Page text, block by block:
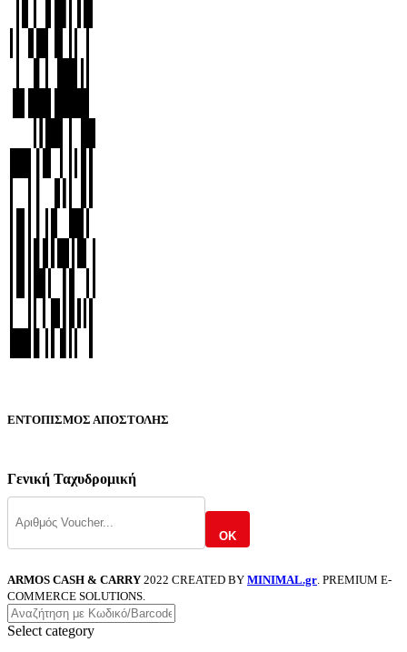
ΕΝΤΟΠΙΣΜΟΣ ΑΠΟΣΤΟΛΗΣ
Γενική Ταχυδρομική
OK
ARMOS CASH & CARRY 2022 CREATED BY MINIMAL.gr . PREMIUM E-
COMMERCE SOLUTIONS.
Select category